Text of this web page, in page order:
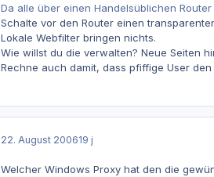
Da alle über einen Handelsüblichen
Schalte vor den Router einen
Lokale Webfilter bringen nichts.
Wie willst du die verwalten? Neue Seiten
Rechne auch damit, dass pfiffige User
22. August 200619 j
Welcher Windows Proxy hat den die